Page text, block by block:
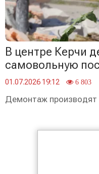
В центре Керчи
самовольную
01.07.2026 19:12 6 803
Демонтаж